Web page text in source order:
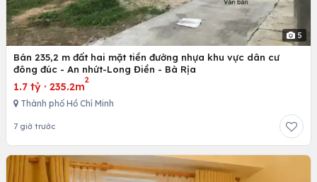
5
Bán 235,2 m đất hai mặt tiền đường nhựa khu vực dân cư
đông đúc - An nhứt-Long Điền - Bà Rịa
1.7 tỷ · 235.2m
2
Thành phố Hồ Chí Minh
7 giờ trước